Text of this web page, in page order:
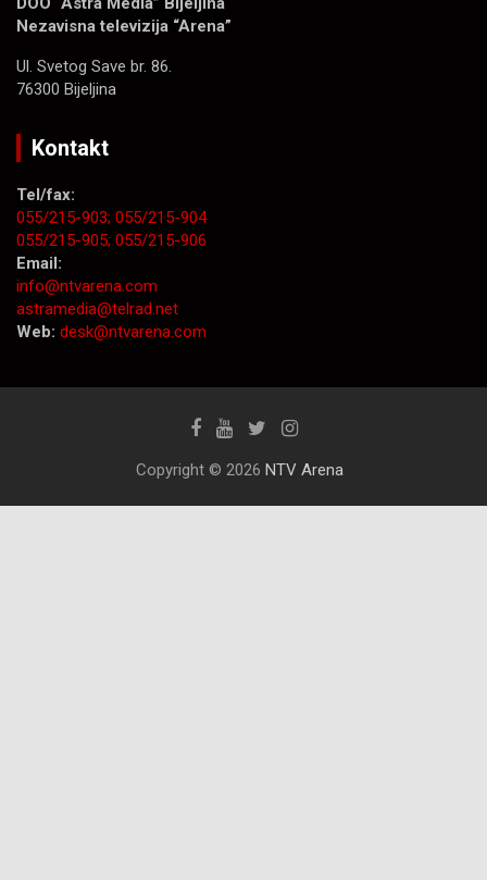
Nezavisna televizija “Arena”
Ul. Svetog Save br. 86.
76300 Bijeljina
Kontakt
Tel/fax:
055/215-903; 055/215-904
055/215-905; 055/215-906
Email:
info@ntvarena.com
astramedia@telrad.net
Web: desk@ntvarena.com
Copyright © 2026 NTV Arena